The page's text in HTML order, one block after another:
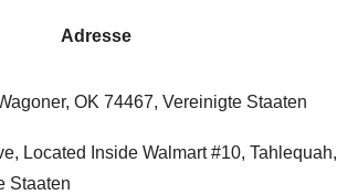
Adresse
OK 74467, Vereinigte Staaten
Located Inside Walmart #10, Tahlequah,
Staaten